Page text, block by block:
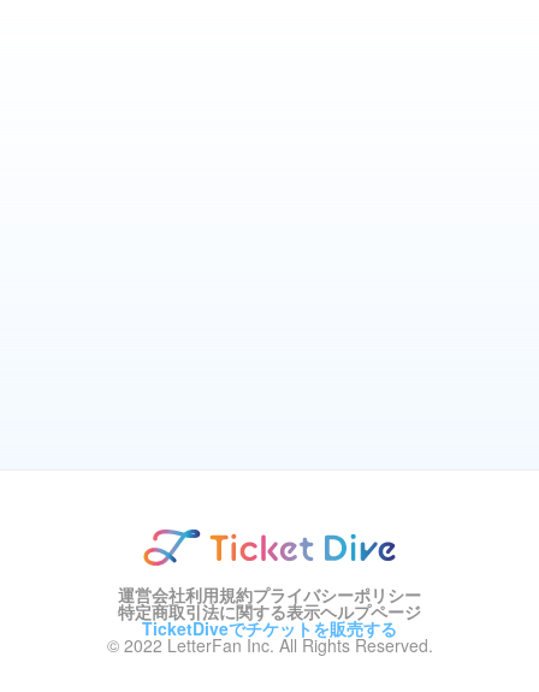
運営会社利用規約プライバシーポリシー
特定商取引法に関する表示ヘルプページ
TicketDiveでチケットを販売する
© 2022 LetterFan Inc. All Rights Reserved.